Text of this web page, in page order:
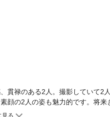
貫禄のある2人。撮影していて2
顔の2人の姿も魅力的です。将来